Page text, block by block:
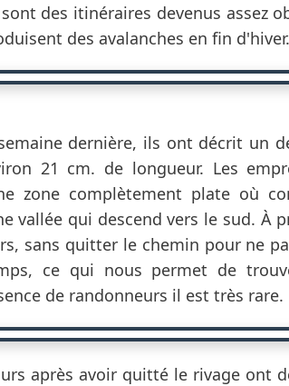
des itinéraires devenus assez
des avalanches en fin d'hiver.
dernière, ils ont décrit un
21 cm. de longueur. Les
zone complètement plate où
vallée qui descend vers le sud. À
sans quitter le chemin pour ne
ce qui nous permet de
de randonneurs il est très rare.
après avoir quitté le rivage ont